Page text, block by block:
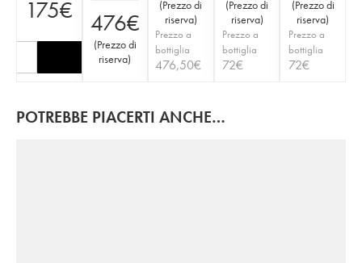
175€ 476€
(Prezzo di
riserva)
(Prezzo di
riserva)
Prezzo a
bottiglia
476,50€
(Prezzo di
riserva)
Prezzo a
bottiglia
72€
(Prezzo di
riserva)
Prezzo a
bottiglia
72€
POTREBBE PIACERTI ANCHE…